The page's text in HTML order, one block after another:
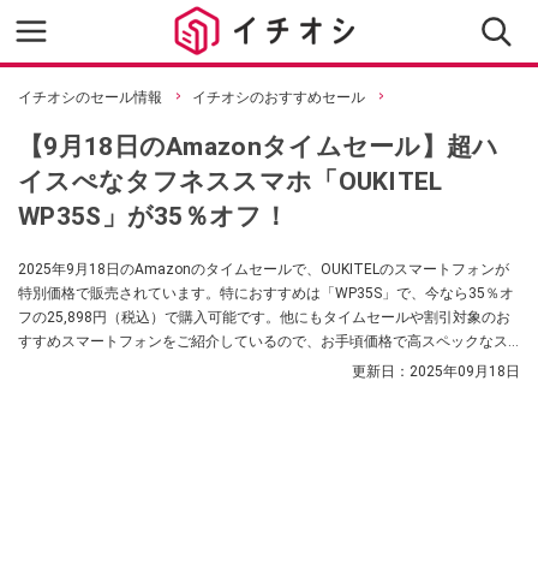
イチオシのセール情報 イチオシのおすすめセール
【9月18日のAmazonタイムセール】超ハ
イスぺなタフネススマホ「OUKITEL
WP35S」が35％オフ！
2025年9月18日のAmazonのタイムセールで、OUKITELのスマートフォンが
特別価格で販売されています。特におすすめは「WP35S」で、今なら35％オ
フの25,898円（税込）で購入可能です。他にもタイムセールや割引対象のお
すすめスマートフォンをご紹介しているので、お手頃価格で高スペックなス
マホをお探しの方はぜひチェックしてみてくださいね。更新日： 2025年09月18日